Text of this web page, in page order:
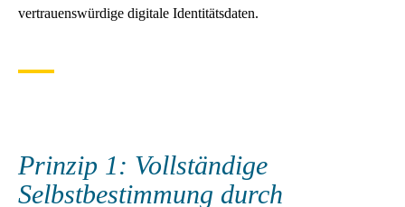
vertrauenswürdige digitale Identitätsdaten.
Prinzip 1: Vollständige
Selbstbestimmung durch